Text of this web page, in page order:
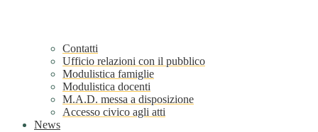
Contatti
Ufficio relazioni con il pubblico
Modulistica famiglie
Modulistica docenti
M.A.D. messa a disposizione
Accesso civico agli atti
News